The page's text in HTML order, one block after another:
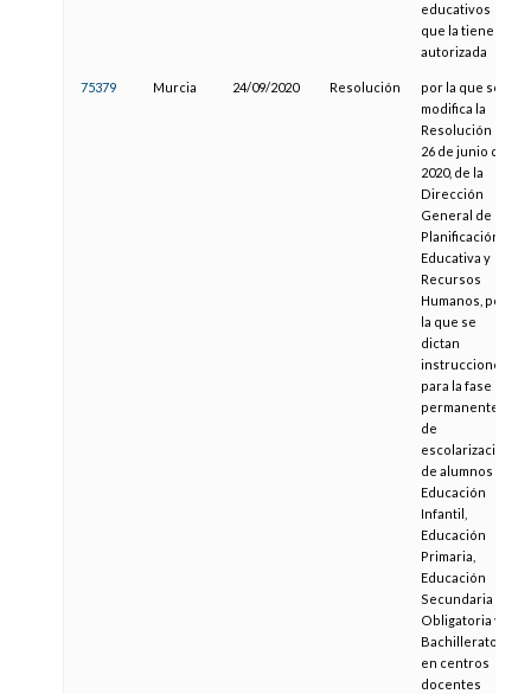
educativos
que la tienen
autorizada
75379 Murcia 24/09/2020 Resolución
por la que se
modifica la
Resolución de
26 de junio de
2020, de la
Dirección
General de
Planificación
Educativa y
Recursos
Humanos, por
la que se
dictan
instrucciones
para la fase
permanente
de
escolarización
de alumnos de
Educación
Infantil,
Educación
Primaria,
Educación
Secundaria
Obligatoria y
Bachillerato
en centros
docentes